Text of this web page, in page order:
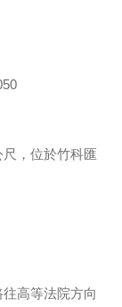
，位於竹科匯
高等法院方向